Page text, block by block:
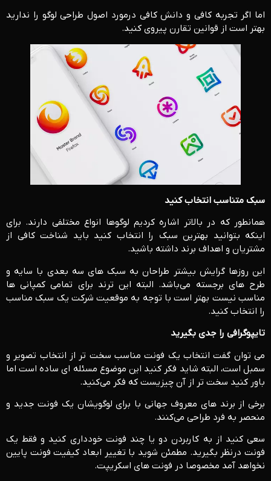
اما اگر تجربه کافی و دانش کافی درمورد اصول طراحی لوگو را ندارید
بهتر است از قوانین تقارن پیروی کنید.
سبک متناسب انتخاب کنید
همانطور که در بالاتر اشاره کردیم لوگوها انواع مختلفی دارند. برای
اینکه بتوانید بهترین سبک را انتخاب کنید باید شناخت کافی از
مشتریان و اهداف برند داشته باشید.
این روزها گرایش بیشتر طراحان به سبک های سه بعدی با سایه و
طرح های برجسته می‌باشد. البته این ترند برای تمامی کمپانی ها
مناسب نیست بهتر است با توجه به موقعیت شرکت یک سبک مناسب
را انتخاب کنید.
تایپوگرافی را جدی بگیرید
می توان گفت انتخاب یک فونت مناسب سخت تر از انتخاب تصویر و
سمبل است، البته شاید فکر کنید این موضوع مسئله ای ساده است اما
باور کنید سخت تر از آن چیزیست که فکر می‌کنید.
برخی از برند های معروف جهانی با برای لوگویشان یک فونت جدید و
منحصر به فرد طراحی می‌کنند.
سعی کنید از به کاربردن دو یا چند فونت خودداری کنید و فقط یک
فونت درنظر بگیرید. مطمئن شوید با تغییر ابعاد کیفیت فونت پایین
نخواهد آمد مخصوصا در فونت های اسکریپت.